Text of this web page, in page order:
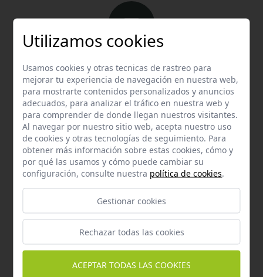
Email
Contacta con nosotros vía email
hola@welovemascotas.com
Teléfono
Contacta con nosotros a través del teléfono
Utilizamos cookies
Usamos cookies y otras tecnicas de rastreo para
mejorar tu experiencia de navegación en nuestra web,
para mostrarte contenidos personalizados y anuncios
adecuados, para analizar el tráfico en nuestra web y
para comprender de donde llegan nuestros visitantes.
Al navegar por nuestro sitio web, acepta nuestro uso
de cookies y otras tecnologías de seguimiento. Para
obtener más información sobre estas cookies, cómo y
por qué las usamos y cómo puede cambiar su
configuración, consulte nuestra política de cookies.
Gestionar cookies
Rechazar todas las cookies
ACEPTAR TODAS LAS COOKIES